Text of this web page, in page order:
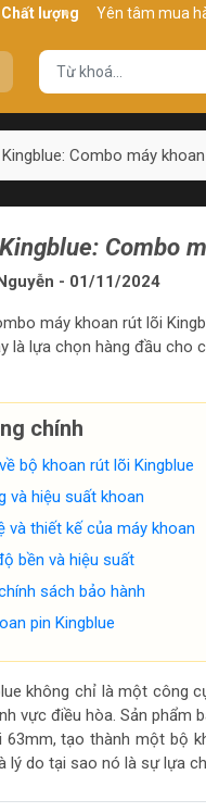
Yên tâm mua hàng
Combo máy
Combo
- 01/11/2024
máy khoan rút lõi
là lựa chọn hàng đầu cho
chính
bộ khoan rút lõi Kingblue
và hiệu suất khoan
và thiết kế của máy khoan
bền và hiệu suất
sách bảo hành
pin Kingblue
không chỉ là một công
vực điều hòa. Sản phẩm
63mm, tạo thành một bộ
lý do tại sao nó là sự lựa